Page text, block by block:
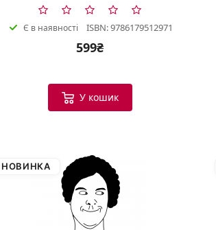
Є в наявності ISBN: 9786179512971
599₴
У кошик
НОВИНКА